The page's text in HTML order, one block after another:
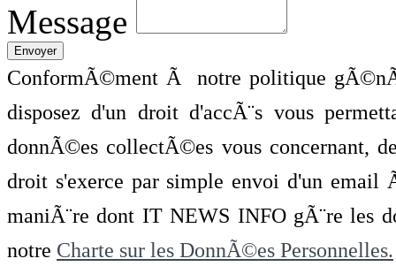
Message
ConformÃ©ment Ã notre politique
disposez d'un droit d'accÃ¨s vous
donnÃ©es collectÃ©es vous concernant,
droit s'exerce par simple envoi d'un
maniÃ¨re dont IT NEWS INFO gÃ¨re les
notre Charte sur les DonnÃ©es Personnelles.